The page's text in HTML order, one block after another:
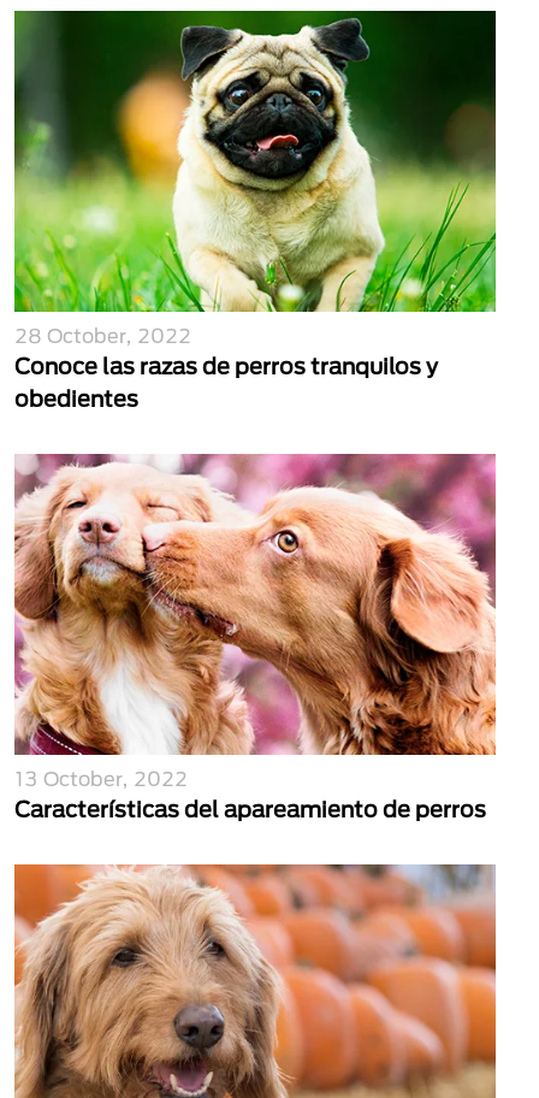
28 October, 2022
Conoce las razas de perros tranquilos y
obedientes
13 October, 2022
Características del apareamiento de perros